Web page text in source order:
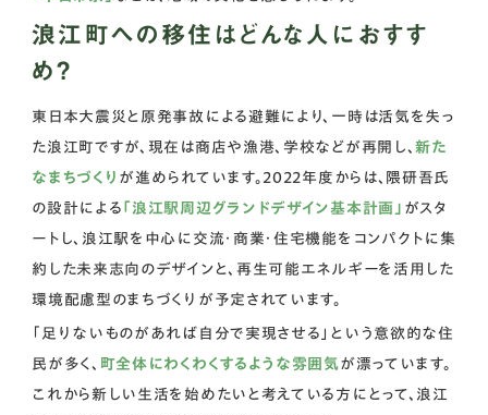
浪江町への移住はどんな人におすす
め？
東日本大震災と原発事故による避難により、一時は活気を失っ
た浪江町ですが、現在は商店や漁港、学校などが再開し、新た
なまちづくり が進められています。2022年度からは、隈研吾氏
の設計による 「浪江駅周辺グランドデザイン基本計画」 がスタ
ートし、浪江駅を中心に交流・商業・住宅機能をコンパクトに集
約した未来志向のデザインと、再生可能エネルギーを活用した
環境配慮型のまちづくりが予定されています。
「足りないものがあれば自分で実現させる」という意欲的な住
民が多く、 町全体にわくわくするような雰囲気が漂っています。
これから新しい生活を始めたいと考えている方にとって、浪江